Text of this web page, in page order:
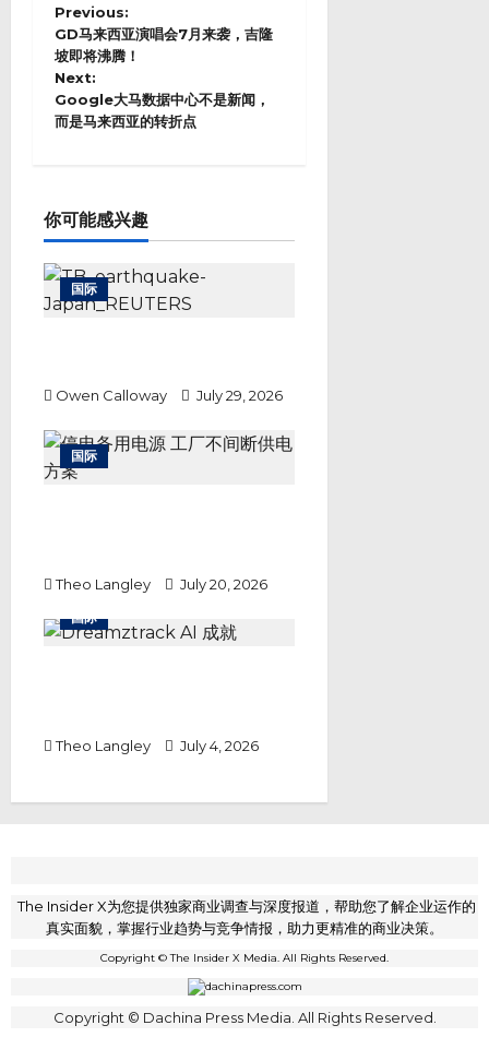
P
o
s
t
n
a
a
t
i
o
n
Previous:
GD马来西亚演唱会7月来袭，吉隆
坡即将沸腾！
Next:
Google大马数据中心不是新闻，
而是马来西亚的转折点
你可能感兴趣
国际
Owen Calloway July 29, 2026
国际
Theo Langley July 20, 2026
国际
Theo Langley July 4, 2026
The Insider X为您提供独家商业调查与深度报道，帮助您了解企业运作的
真实面貌，掌握行业趋势与竞争情报，助力更精准的商业决策。
Copyright © The Insider X Media. All Rights Reserved.
Copyright © Dachina Press Media. All Rights Reserved.